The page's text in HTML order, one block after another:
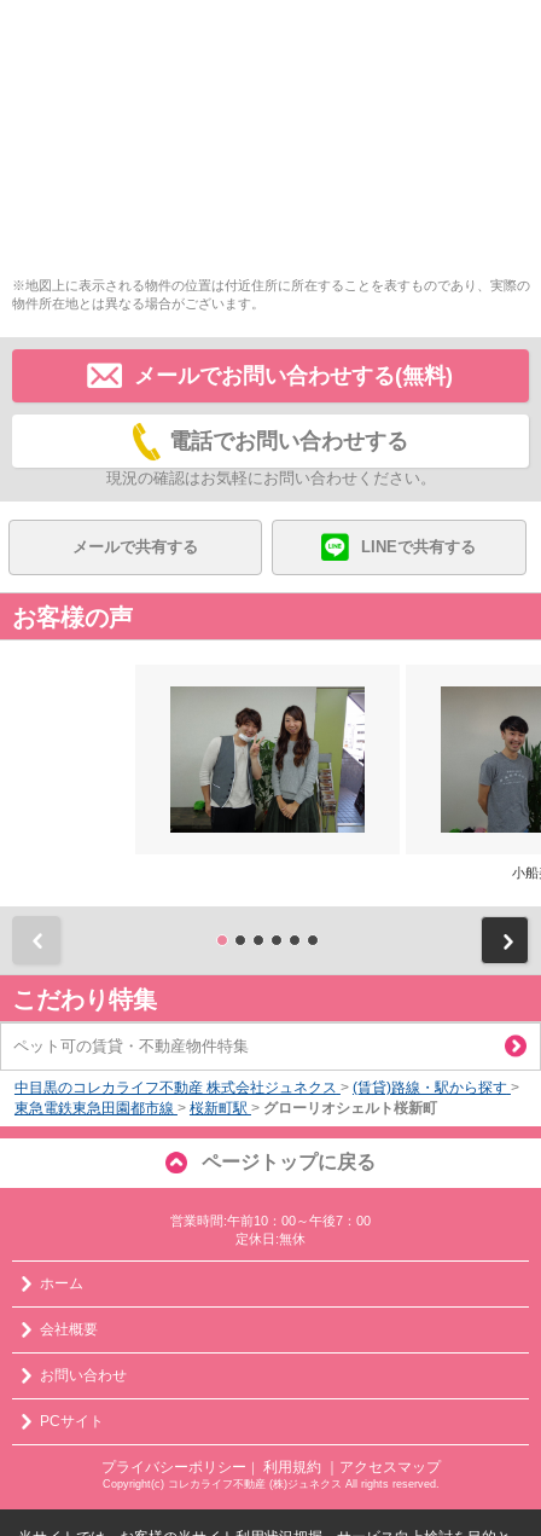
※地図上に表示される物件の位置は付近住所に所在することを表すものであり、実際の
物件所在地とは異なる場合がございます。
メールでお問い合わせする(無料)
電話でお問い合わせする
現況の確認はお気軽にお問い合わせください。
メールで共有する LINEで共有する
お客様の声
小船
こだわり特集
ペット可の賃貸・不動産物件特集
中目黒のコレカライフ不動産 株式会社ジュネクス > (賃貸)路線・駅から探す >
東急電鉄東急田園都市線 > 桜新町駅 > グローリオシェルト桜新町
ページトップに戻る
営業時間:午前10：00～午後7：00
定休日:無休
ホーム
会社概要
お問い合わせ
PCサイト
プライバシーポリシー 利用規約 ｜アクセスマップ
Copyright(c) コレカライフ不動産 (株)ジュネクス All rights reserved.